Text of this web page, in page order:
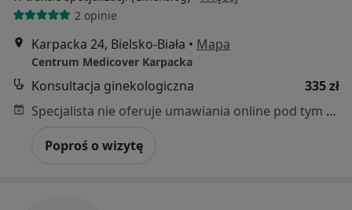
2 opinie
Karpacka 24, Bielsko-Biała • Mapa
Centrum Medicover Karpacka
Konsultacja ginekologiczna
335 zł
Specjalista nie oferuje umawiania online pod tym adresem.
Poproś o wizytę